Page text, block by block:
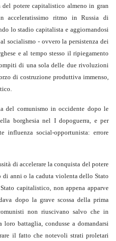
potere capitalistico almeno in gran
acceleratissimo ritmo in Russia di
lo stadio capitalista e aggiornandosi
socialismo - ovvero la persistenza dei
e al tempo stesso il ripiegamento
di una sola delle due rivoluzioni
di costruzione produttiva immenso,
del comunismo in occidente dopo le
borghesia nel I dopoguerra, e per
influenza social-opportunista: errore
di accelerare la conquista del potere
di anni o la caduta violenta dello Stato
capitalistico, non appena apparve
dopo la grave scossa della prima
non riuscivano salvo che in
battaglia, condusse a domandarsi
il fatto che notevoli strati proletari